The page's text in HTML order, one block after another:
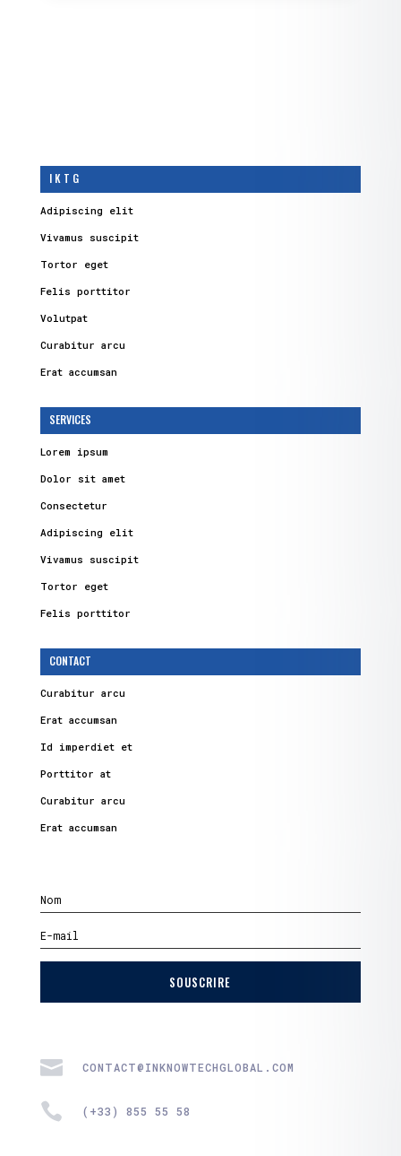
I K T G
Adipiscing elit
Vivamus suscipit
Tortor eget
Felis porttitor
Volutpat
Curabitur arcu
Erat accumsan
SERVICES
Lorem ipsum
Dolor sit amet
Consectetur
Adipiscing elit
Vivamus suscipit
Tortor eget
Felis porttitor
CONTACT
Curabitur arcu
Erat accumsan
Id imperdiet et
Porttitor at
Curabitur arcu
Erat accumsan
SOUSCRIRE
 CONTACT@INKNOWTECHGLOBAL.COM
 (+33) 855 55 58